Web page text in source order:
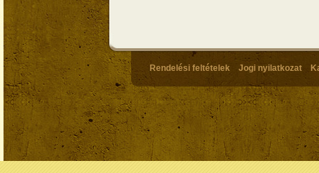
Rendelési feltételek Jogi nyilatkozat